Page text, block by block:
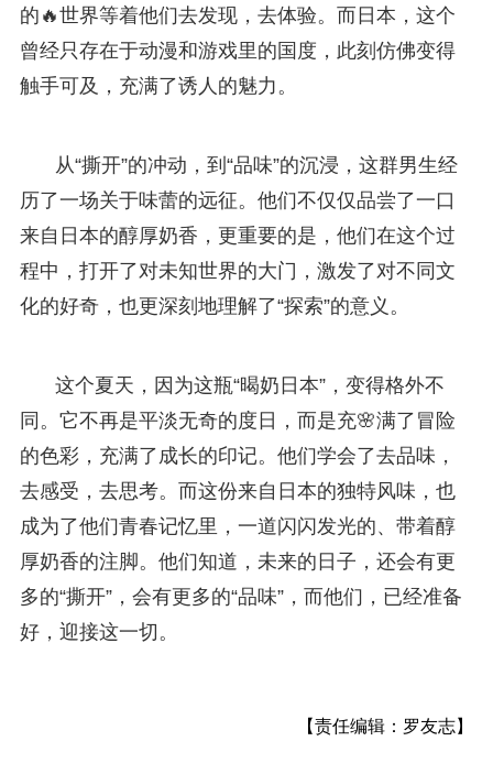
的🔥世界等着他们去发现，去体验。而日本，这个
曾经只存在于动漫和游戏里的国度，此刻仿佛变得
触手可及，充满了诱人的魅力。
从“撕开”的冲动，到“品味”的沉浸，这群男生经
历了一场关于味蕾的远征。他们不仅仅品尝了一口
来自日本的醇厚奶香，更重要的是，他们在这个过
程中，打开了对未知世界的大门，激发了对不同文
化的好奇，也更深刻地理解了“探索”的意义。
这个夏天，因为这瓶“暍奶日本”，变得格外不
同。它不再是平淡无奇的度日，而是充🌸满了冒险
的色彩，充满了成长的印记。他们学会了去品味，
去感受，去思考。而这份来自日本的独特风味，也
成为了他们青春记忆里，一道闪闪发光的、带着醇
厚奶香的注脚。他们知道，未来的日子，还会有更
多的“撕开”，会有更多的“品味”，而他们，已经准备
好，迎接这一切。
【责任编辑：罗友志】